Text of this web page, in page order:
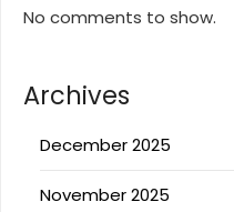
No comments to show.
Archives
December 2025
November 2025